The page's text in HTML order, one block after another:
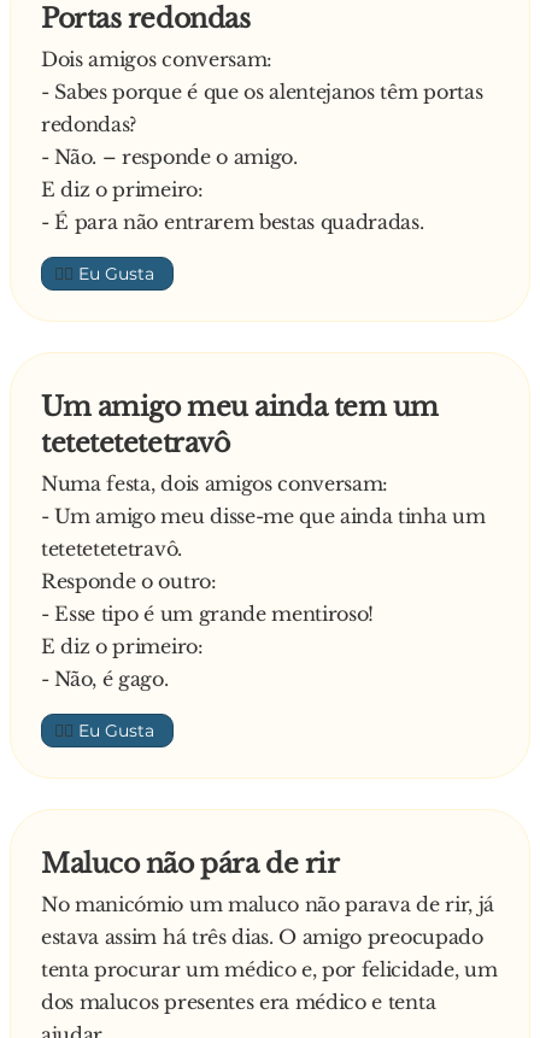
espera só um bocadinho, não sujes a água
- Então porquê? – pergunta a primeira.
Explica a segunda:
- Ou muito me engano ou vou ter de fazer uns
gargarejos
Portas redondas
Dois amigos conversam:
- Sabes porque é que os alentejanos têm portas
redondas?
- Não. – responde o amigo.
E diz o primeiro:
- É para não entrarem bestas quadradas.
👍🏼
Um amigo meu ainda tem um
tetetetetetravô
Numa festa, dois amigos conversam:
- Um amigo meu disse-me que ainda tinha um
tetetetetetravô.
Responde o outro:
- Esse tipo é um grande mentiroso!
E diz o primeiro:
- Não, é gago.
👍🏼
Maluco não pára de rir
No manicómio um maluco não parava de rir, já
estava assim há três dias. O amigo preocupado
tenta procurar um médico e, por felicidade, um
dos malucos presentes era médico e tenta